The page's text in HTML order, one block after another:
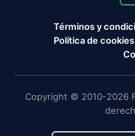
Términos y
Política de cookies
Copyright © 2010-2026